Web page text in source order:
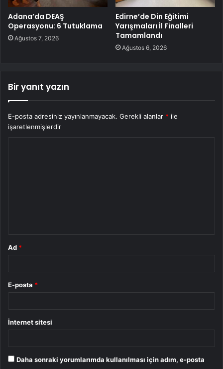
Adana’da DEAŞ
Operasyonu: 6 Tutuklama
Ağustos 7, 2026
Edirne’de Din Eğitimi
Yarışmaları İl Finalleri
Tamamlandı
Ağustos 6, 2026
Bir yanıt yazın
E-posta adresiniz yayınlanmayacak. Gerekli alanlar * ile
işaretlenmişlerdir
Ad *
E-posta *
İnternet sitesi
Daha sonraki yorumlarımda kullanılması için adım, e-posta